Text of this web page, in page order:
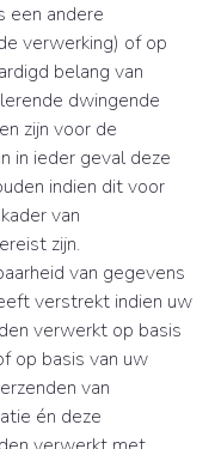
een andere
verwerking) of op
belang van
dwingende
zijn voor de
in ieder geval deze
indien dit voor
van
zijn.
van gegevens
verstrekt indien uw
verwerkt op basis
op basis van uw
van
én deze